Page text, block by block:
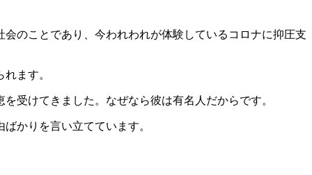
のことであり、今われわれが体験しているコロナに抑圧支
ます。
受けてきました。なぜなら彼は有名人だからです。
かりを言い立てています。